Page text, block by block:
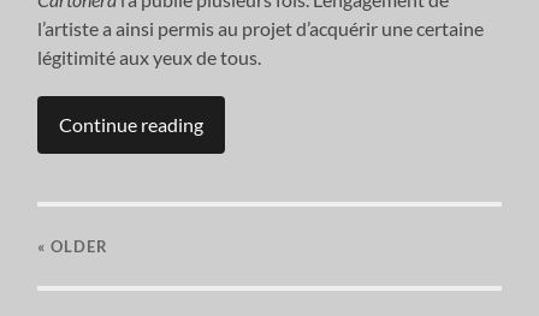
l’artiste a ainsi permis au projet d’acquérir une certaine
légitimité aux yeux de tous.
Continue reading
« OLDER